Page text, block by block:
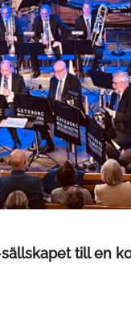
till en